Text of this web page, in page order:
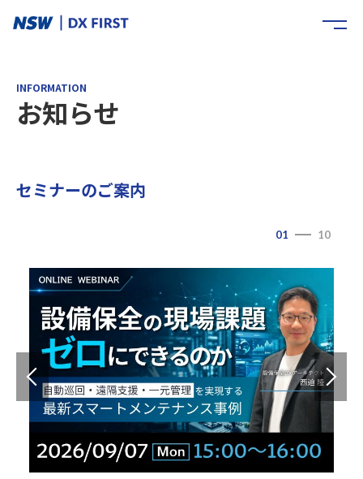
INFORMATION
お知らせ
セミナーのご案内
01 10